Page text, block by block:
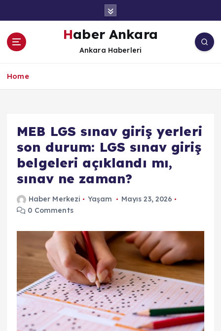
Haber Ankara
Ankara Haberleri
Home
MEB LGS sınav giriş yerleri
son durum: LGS sınav giriş
belgeleri açıklandı mı,
sınav ne zaman?
Haber Merkezi Yaşam
Mayıs 23, 2026
0 Comments